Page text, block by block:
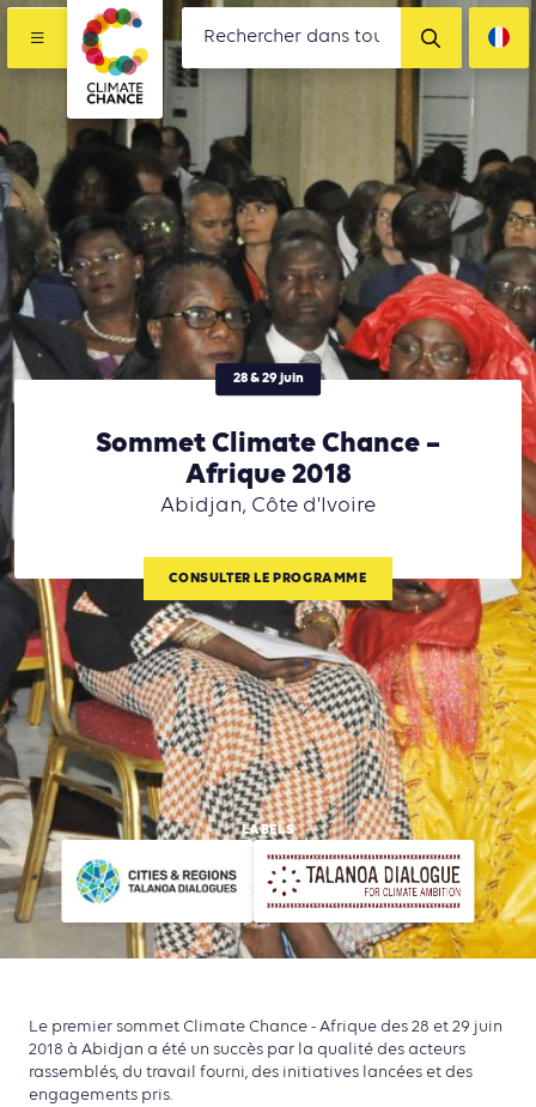
28 & 29 juin
Sommet Climate Chance –
Afrique 2018
Abidjan, Côte d'Ivoire
CONSULTER LE PROGRAMME
LABELS
Le premier sommet Climate Chance - Afrique des 28 et 29 juin
2018 à Abidjan a été un succès par la qualité des acteurs
rassemblés, du travail fourni, des initiatives lancées et des
engagements pris.